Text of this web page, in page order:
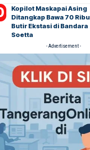
Kopilot Maskapai Asing
Ditangkap Bawa 70 Ribu
Butir Ekstasi di Bandara
Soetta
- Advertisement -